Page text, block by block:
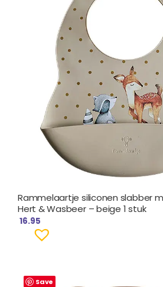
Rammelaartje siliconen slabber
Hert & Wasbeer – beige 1 stuk
16.95
Save